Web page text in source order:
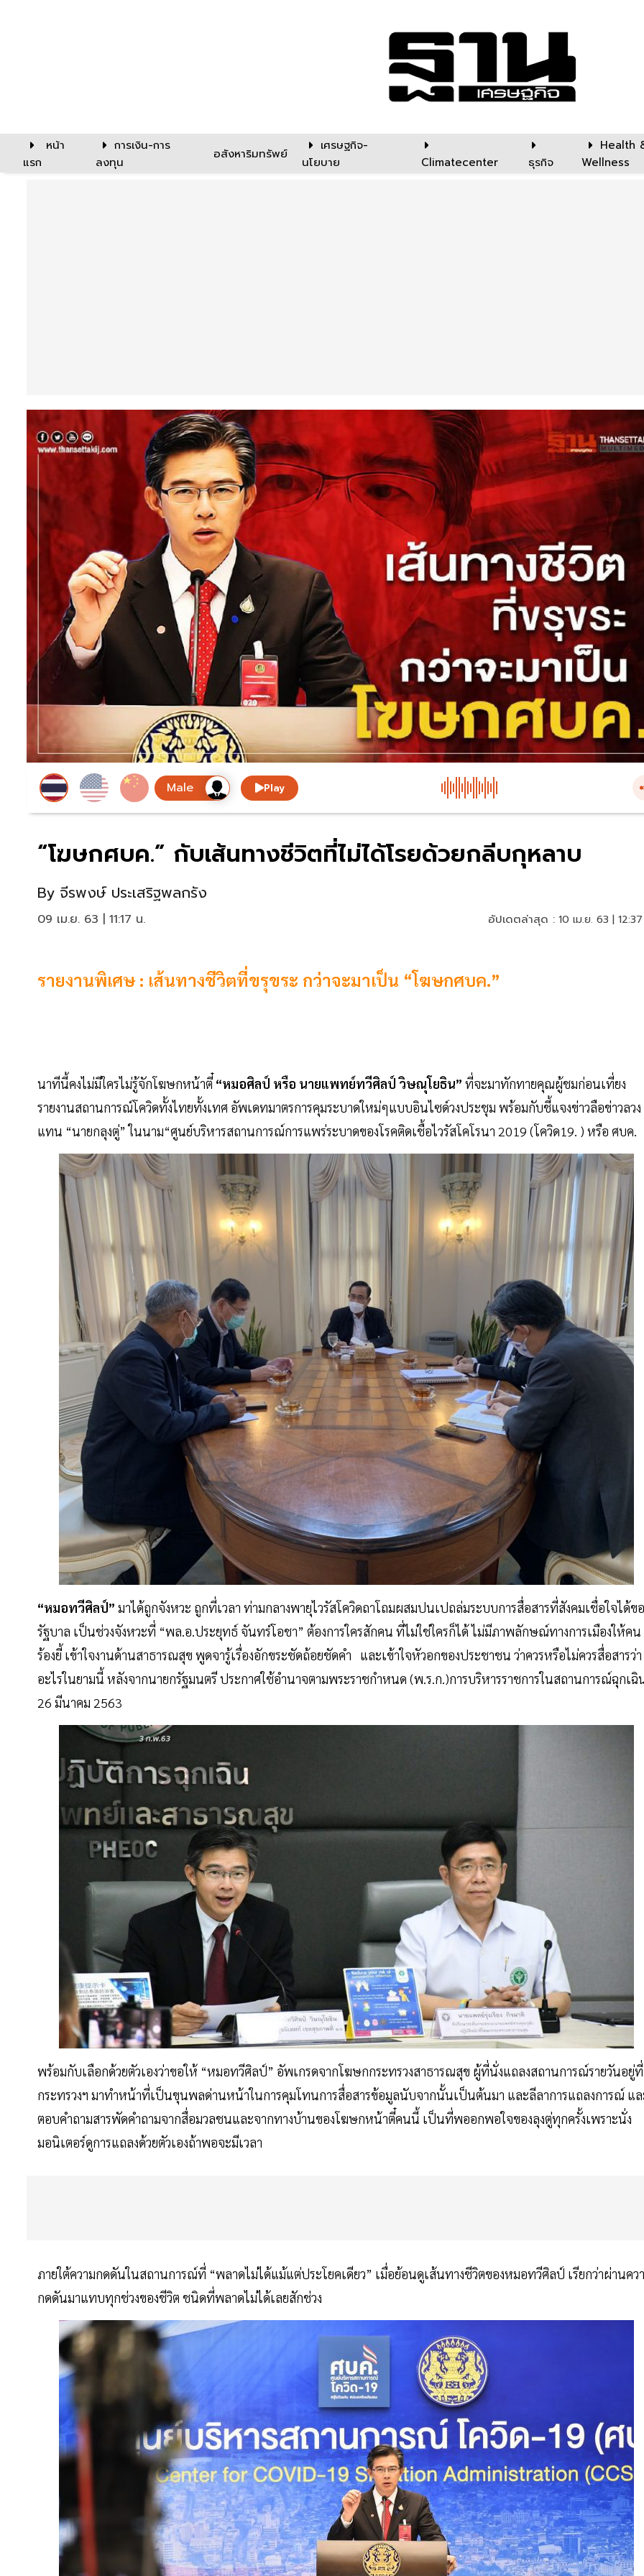
หน้า
แรก
การเงิน-การ
ลงทุน
อสังหาริมทรัพย์
เศรษฐกิจ-
นโยบาย
Climatecenter ธุรกิจ
Health
Wellness
Play
“โฆษกศบค.” กับเส้นทางชีวิตที่ไม่ได้โรยด้วยกลีบกุหลาบ
By จีรพงษ์ ประเสริฐพลกรัง
09 เม.ย. 63 | 11:17 น. อัปเดตล่าสุด : 10 เม.ย. 63 |
รายงานพิเศษ : เส้นทางชีวิตที่ขรุขระ กว่าจะมาเป็น “โฆษกศบค.”
นาทีนี้คงไม่มีใครไม่รู้จักโฆษกหน้าตี๋ “หมอศิลป์ หรือ นายแพทย์ทวีศิลป์ วิษณุโยธิน” ที่จะมาทักทายคุณผู้ชมก่อนเที่ยง
รายงานสถานการณ์โควิดทั้งไทยทั้งเทศ อัพเดทมาตรการคุมระบาดใหม่ๆแบบอินไซด์วงประชุม พร้อมกับชี้แจงข่าวลือข่าวลวง
แทน “นายกลุงตู่” ในนาม“ศูนย์บริหารสถานการณ์การแพร่ระบาดของโรคติดเชื้อไวรัสโคโรนา 2019 (โควิด19. ) หรือ ศบค.
“หมอทวีศิลป์” มาได้ถูกจังหวะ ถูกที่เวลา ท่ามกลางพายุไวรัสโควิดถาโถมผสมปนเปถล่มระบบการสื่อสารที่สังคมเชื่อใจได้ข
รัฐบาล เป็นช่วงจังหวะที่ “พล.อ.ประยุทธ์ จันทร์โอชา” ต้องการใครสักคน ที่ไม่ใช่ใครก็ได้ ไม่มีภาพลักษณ์ทางการเมืองให้คน
ร้องยี้ เข้าใจงานด้านสาธารณสุข พูดจารู้เรื่องอักขระชัดถ้อยชัดคำ และเข้าใจหัวอกของประชาชน ว่าควรหรือไม่ควรสื่อสารว่า
อะไรในยามนี้ หลังจากนายกรัฐมนตรี ประกาศใช้อำนาจตามพระราชกำหนด (พ.ร.ก.)การบริหารราชการในสถานการณ์ฉุกเฉิ
26 มีนาคม 2563
พร้อมกับเลือกด้วยตัวเองว่าขอให้ “หมอทวีศิลป์” อัพเกรดจากโฆษกกระทรวงสาธารณสุข ผู้ที่นั่งแถลงสถานการณ์รายวันอยู่ที่
กระทรวงฯ มาทำหน้าที่เป็นขุนพลด่านหน้าในการคุมโทนการสื่อสารข้อมูลนับจากนั้นเป็นต้นมา และลีลาการแถลงการณ์ แ
ตอบคำถามสารพัดคำถามจากสื่อมวลชนและจากทางบ้านของโฆษกหน้าตี๋คนนี้ เป็นที่พออกพอใจของลุงตู่ทุกครั้งเพราะนั่ง
มอนิเตอร์ดูการแถลงด้วยตัวเองถ้าพอจะมีเวลา
ภายใต้ความกดดันในสถานการณ์ที่ “พลาดไม่ได้แม้แต่ประโยคเดียว” เมื่อย้อนดูเส้นทางชีวิตของหมอทวีศิลป์ เรียกว่าผ่านคว
กดดันมาแทบทุกช่วงของชีวิต ชนิดที่พลาดไม่ได้เลยสักช่วง